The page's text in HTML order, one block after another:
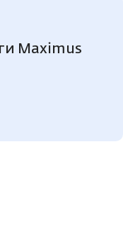
Maximus